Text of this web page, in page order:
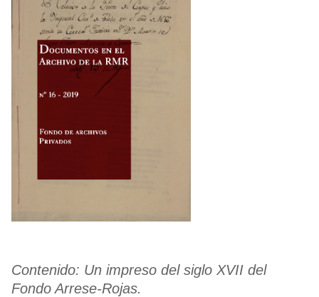
Contenido: Un impreso del siglo XVII del
Fondo Arrese-Rojas.